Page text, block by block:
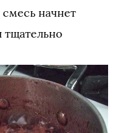
начнет
тщательно